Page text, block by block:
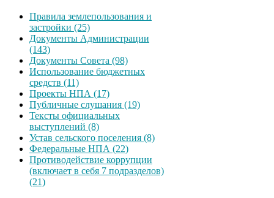
Правила землепользования и
застройки (25)
Документы Администрации
(143)
Документы Совета (98)
Использование бюджетных
средств (11)
Проекты НПА (17)
Публичные слушания (19)
Тексты официальных
выступлений (8)
Устав сельского поселения (8)
Федеральные НПА (22)
Противодействие коррупции
(включает в себя 7 подразделов)
(21)